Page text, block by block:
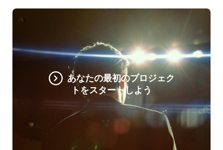
あなたの最初のプロジェク
トをスタートしよう